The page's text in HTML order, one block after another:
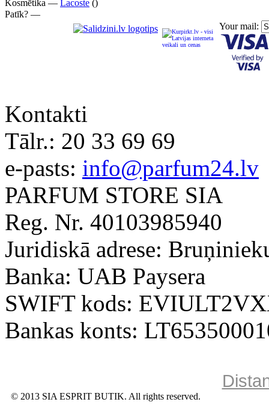
Kosmētika — Lacoste ()
Patīk? —
Your mail:
Kontakti
Tālr.: 20 33 69 69
e-pasts: info@parfum24.lv
PARFUM STORE SIA
Reg. Nr. 40103985940
Juridiskā adrese:
Banka: UAB Paysera
SWIFT kods:
Bankas konts:
© 2013 SIA ESPRIT BUTIK. All rights reserved.